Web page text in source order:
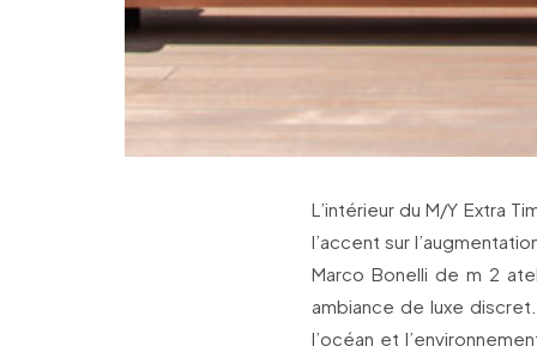
L’intérieur du M/Y Extra
l’accent sur
Marco Bonelli de m 2
ambiance de luxe
l’océan et